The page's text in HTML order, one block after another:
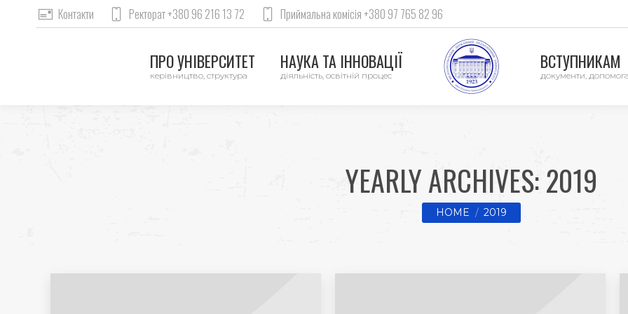
Контакти Ректорат +380 96 216 13 72 Приймальна комісія +380 97 765 82 96
ПРО УНІВЕРСИТЕТ
керівництво, структура
НАУКА ТА ІННОВАЦІЇ
діяльність, освітній процес
ВСТУПНИКАМ
документи, допомога
YEARLY ARCHIVES:2019
You are here:
HOME 2019